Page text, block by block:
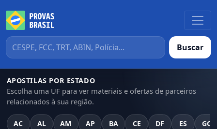
Buscar
APOSTILAS POR ESTADO
Escolha uma UF para ver materiais e ofertas de parceiros
relacionados à sua região.
AC AL AM AP BA CE DF ES GO